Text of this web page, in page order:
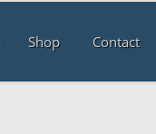
Shop Contact